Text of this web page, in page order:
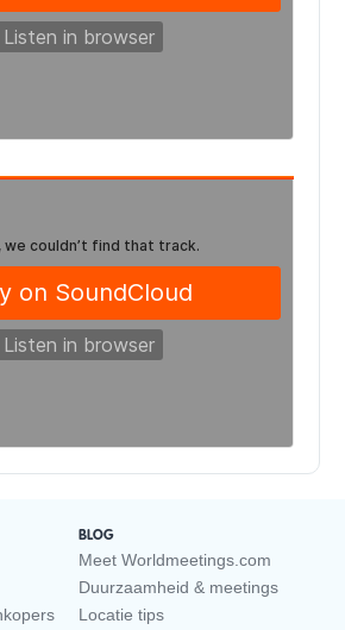
BLOG
Meet Worldmeetings.com
Duurzaamheid & meetings
Locatie tips